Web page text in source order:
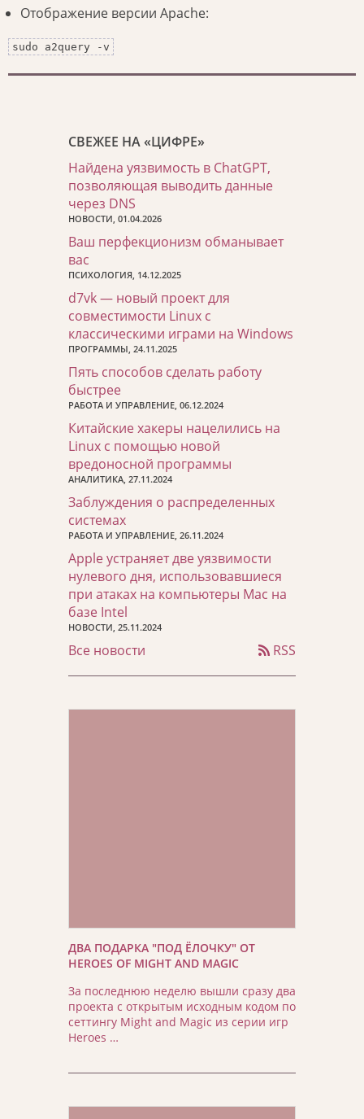
Отображение версии Apache:
sudo a2query -v
СВЕЖЕЕ НА «ЦИФРЕ»
Найдена уязвимость в ChatGPT,
позволяющая выводить данные
через DNS
НОВОСТИ, 01.04.2026
Ваш перфекционизм обманывает
вас
ПСИХОЛОГИЯ, 14.12.2025
d7vk — новый проект для
совместимости Linux с
классическими играми на Windows
ПРОГРАММЫ, 24.11.2025
Пять способов сделать работу
быстрее
РАБОТА И УПРАВЛЕНИЕ, 06.12.2024
Китайские хакеры нацелились на
Linux с помощью новой
вредоносной программы
АНАЛИТИКА, 27.11.2024
Заблуждения о распределенных
системах
РАБОТА И УПРАВЛЕНИЕ, 26.11.2024
Apple устраняет две уязвимости
нулевого дня, использовавшиеся
при атаках на компьютеры Mac на
базе Intel
НОВОСТИ, 25.11.2024
Все новости RSS
ДВА ПОДАРКА "ПОД ЁЛОЧКУ" ОТ
HEROES OF MIGHT AND MAGIC
За последнюю неделю вышли сразу два
проекта с открытым исходным кодом по
сеттингу Might and Magic из серии игр
Heroes …